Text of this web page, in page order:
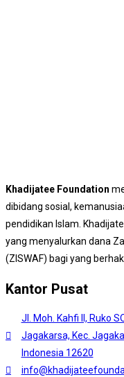
Khadijatee Foundation
dibidang sosial,
pendidikan Islam.
yang menyalurkan dana
(ZISWAF) bagi yang
Kantor Pusat
Jl. Moh. Kahfi II, Ruko
Jagakarsa, Kec.
Indonesia 12620